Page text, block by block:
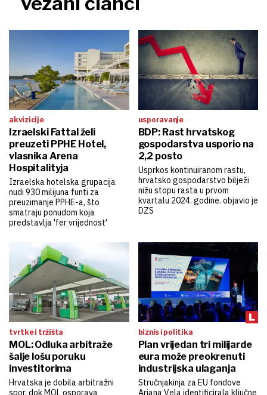
akvizicije
Izraelski Fattal želi
preuzeti PPHE Hotel,
vlasnika Arena
Hospitalityja
Izraelska hotelska grupacija
nudi 930 milijuna funti za
preuzimanje PPHE-a, što
smatraju ponudom koja
predstavlja 'fer vrijednost'
usporavanje
BDP: Rast hrvatskog
gospodarstva usporio na
2,2 posto
Usprkos kontinuiranom rastu,
hrvatsko gospodarstvo bilježi
nižu stopu rasta u prvom
kvartalu 2024. godine. objavio je
DZS
tvrtke i tržišta
MOL: Odluka arbitraže
šalje lošu poruku
investitorima
Hrvatska je dobila arbitražni
spor, dok MOL osporava
biznis i politika
Plan vrijedan tri milijarde
eura može preokrenuti
industrijska ulaganja
Stručnjakinja za EU fondove
Ariana Vela identificirala ključne